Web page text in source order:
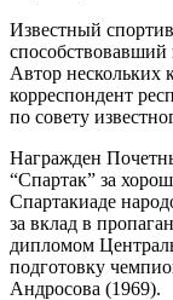
Известный
Автор нескольких
корреспондент
по совету
Награжден
“Спартак” за
Спартакиаде
за вклад в
дипломом
подготовку
Андросова (1969).